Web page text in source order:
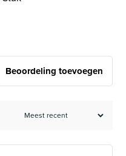
Beoordeling toevoegen